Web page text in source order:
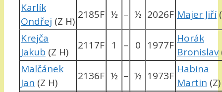
Karlík
Ondřej (Z H)
2185F ½ – ½ 2026F Majer Jiří
Krejča
Jakub (Z H)
2117F 1 – 0 1977F
Horák
Bronislav
Malčánek
Jan (Z H)
2136F ½ – ½ 1973F
Habina
Martin (Z)